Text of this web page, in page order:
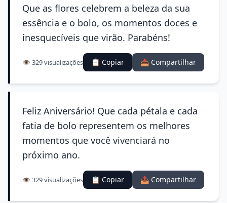
Que as flores celebrem a beleza da sua
essência e o bolo, os momentos doces e
inesquecíveis que virão. Parabéns!
👁️ 329 visualizações 📋 Copiar 📤 Compartilhar
Feliz Aniversário! Que cada pétala e cada
fatia de bolo representem os melhores
momentos que você vivenciará no
próximo ano.
👁️ 329 visualizações 📋 Copiar 📤 Compartilhar